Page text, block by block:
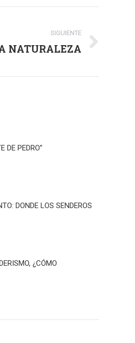
SIGUIENTE
NATURALEZA
DE PEDRO”
DONDE LOS SENDEROS
¿CÓMO